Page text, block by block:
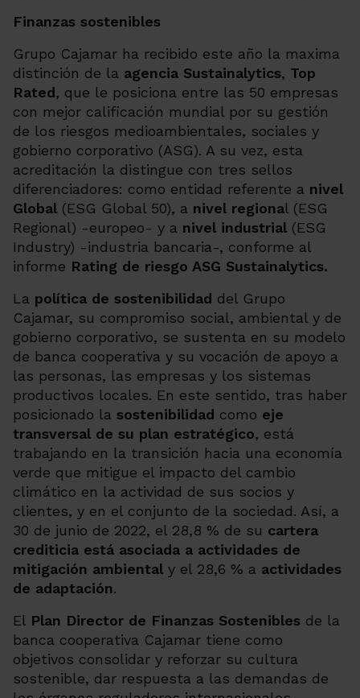
Finanzas sostenibles
Grupo Cajamar ha recibido este año la maxima
distinción de la agencia Sustainalytics, Top
Rated, que le posiciona entre las 50 empresas
con mejor calificación mundial por su gestión
de los riesgos medioambientales, sociales y
gobierno corporativo (ASG). A su vez, esta
acreditación la distingue con tres sellos
diferenciadores: como entidad referente a nivel
Global (ESG Global 50), a nivel regional (ESG
Regional) -europeo- y a nivel industrial (ESG
Industry) -industria bancaria-, conforme al
informe Rating de riesgo ASG Sustainalytics.
La política de sostenibilidad del Grupo
Cajamar, su compromiso social, ambiental y de
gobierno corporativo, se sustenta en su modelo
de banca cooperativa y su vocación de apoyo a
las personas, las empresas y los sistemas
productivos locales. En este sentido, tras haber
posicionado la sostenibilidad como eje
transversal de su plan estratégico, está
trabajando en la transición hacia una economía
verde que mitigue el impacto del cambio
climático en la actividad de sus socios y
clientes, y en el conjunto de la sociedad. Así, a
30 de junio de 2022, el 28,8 % de su cartera
crediticia está asociada a actividades de
mitigación ambiental y el 28,6 % a actividades
de adaptación.
El Plan Director de Finanzas Sostenibles de la
banca cooperativa Cajamar tiene como
objetivos consolidar y reforzar su cultura
sostenible, dar respuesta a las demandas de